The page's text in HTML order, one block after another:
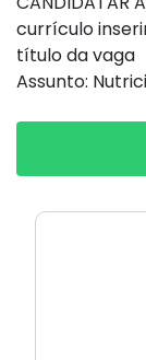
currículo
título da vaga
Assunto: